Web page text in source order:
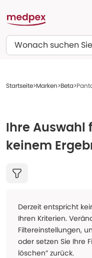
Suchen
Startseite Marken Beta
Ihre
keinem
Derzeit entspricht
Ihren Kriterien.
Filtereinstellungen,
oder setzen Sie Ihre
löschen” zurück.